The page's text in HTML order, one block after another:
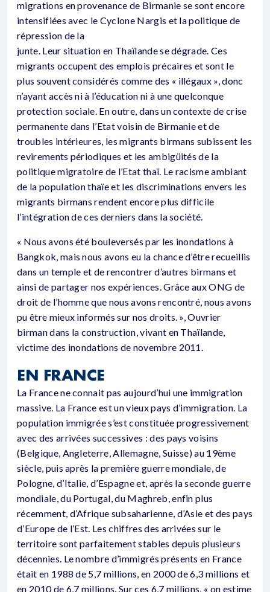
migrations en provenance de Birmanie se sont encore
intensifiées avec le Cyclone Nargis et la politique de
répression de la
junte. Leur situation en Thaïlande se dégrade. Ces
migrants occupent des emplois précaires et sont le
plus souvent considérés comme des « illégaux », donc
n’ayant accès ni à l’éducation ni à une quelconque
protection sociale. En outre, dans un contexte de crise
permanente dans l’Etat voisin de Birmanie et de
troubles intérieures, les migrants birmans subissent les
revirements périodiques et les ambigüités de la
politique migratoire de l’Etat thaï. Le racisme ambiant
de la population thaïe et les discriminations envers les
migrants birmans rendent encore plus difficile
l’intégration de ces derniers dans la société.
« Nous avons été bouleversés par les inondations à
Bangkok, mais nous avons eu la chance d’être recueillis
dans un temple et de rencontrer d’autres birmans et
ainsi de partager nos expériences. Grâce aux ONG de
droit de l’homme que nous avons rencontré, nous avons
pu être mieux informés sur nos droits. », Ouvrier
birman dans la construction, vivant en Thaïlande,
victime des inondations de novembre 2011.
EN FRANCE
La France ne connait pas aujourd’hui une immigration
massive. La France est un vieux pays d’immigration. La
population immigrée s’est constituée progressivement
avec des arrivées successives : des pays voisins
(Belgique, Angleterre, Allemagne, Suisse) au 19ème
siècle, puis après la première guerre mondiale, de
Pologne, d’Italie, d’Espagne et, après la seconde guerre
mondiale, du Portugal, du Maghreb, enfin plus
récemment, d’Afrique subsaharienne, d’Asie et des pays
d’Europe de l’Est. Les chiffres des arrivées sur le
territoire sont parfaitement stables depuis plusieurs
décennies. Le nombre d’immigrés présents en France
était en 1988 de 5,7 millions, en 2000 de 6,3 millions et
en 2010 de 6,7 millions. Sur ces 6,7 millions, « on estime